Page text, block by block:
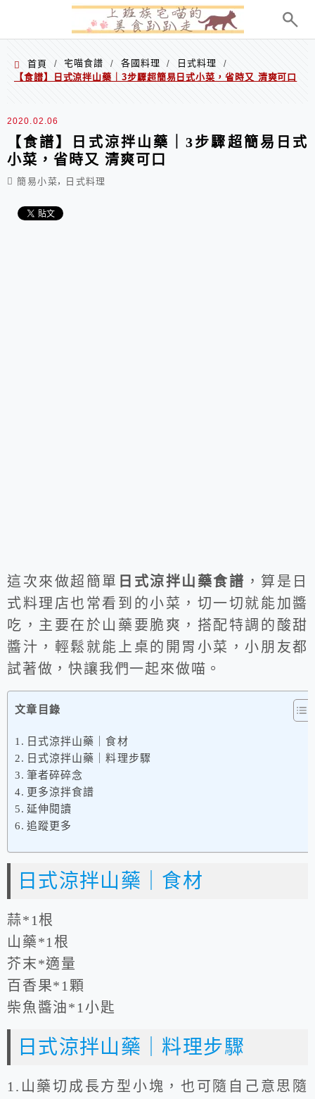
首頁 / 宅喵食譜 / 各國料理 / 日式料理
/
【食譜】日式涼拌山藥｜3步驟超簡易日式小菜，省時又 清爽可口
2020.02.06
【食譜】日式涼拌山藥｜3步驟超簡易日式
小菜，省時又 清爽可口
簡易小菜, 日式料理
這次來做超簡單 日式涼拌山藥食譜 ，算是日
式料理店也常看到的小菜，切一切就能加醬
吃，主要在於山藥要脆爽，搭配特調的酸甜
醬汁，輕鬆就能上桌的開胃小菜，小朋友都
試著做，快讓我們一起來做喵。
文章目錄
日式涼拌山藥｜食材
日式涼拌山藥｜料理步驟
筆者碎碎念
更多涼拌食譜
延伸閱讀
追蹤更多
日式涼拌山藥｜食材
蒜*1根
山藥*1根
芥末*適量
百香果*1顆
柴魚醬油*1小匙
日式涼拌山藥｜料理步驟
1.山藥切成長方型小塊，也可隨自己意思隨